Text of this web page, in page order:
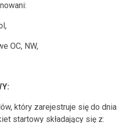
OC, NW,
który zarejestruje się do dnia
startowy składający się z: